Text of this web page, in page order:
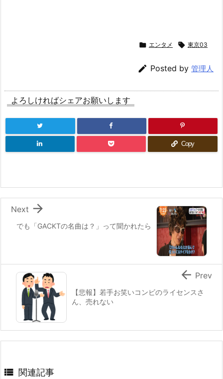
 エンタメ  東京03
 Posted by 管理人
よろしければシェアお願いします
Copy
でも「GACKTの名曲は？」って聞かれたら

Next
【悲報】若手お笑いコンビのライセンスさ
ん、売れない
 Prev
 関連記事